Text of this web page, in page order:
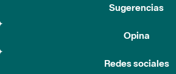
Sugerencias
Opina
Redes sociales